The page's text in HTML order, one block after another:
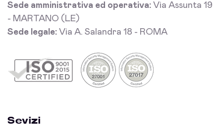
Sede amministrativa ed operativa: Via Assunta 19
- MARTANO (LE)
Sede legale: Via A. Salandra 18 - ROMA
Sevizi